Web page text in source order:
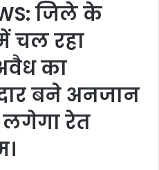
जिले के
चल रहा
का
बने अनजान
रेत